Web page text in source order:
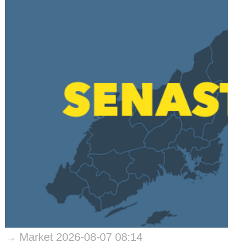
→ Market 2026-08-07 08:14